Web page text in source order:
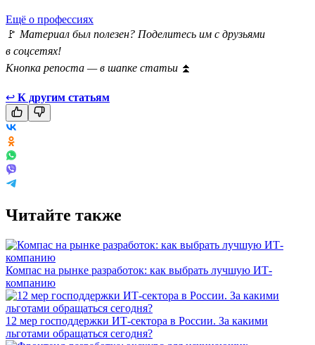
Ещё о профессиях
🚩 Материал был полезен? Поделитесь им с друзьями
в соцсетях!
Кнопка репоста — в шапке статьи ⏫
↩ К другим статьям
Читайте также
Компас на рынке разработок: как выбрать лучшую ИТ-
компанию
12 мер господдержки ИТ-сектора в России. За какими
льготами обращаться сегодня?